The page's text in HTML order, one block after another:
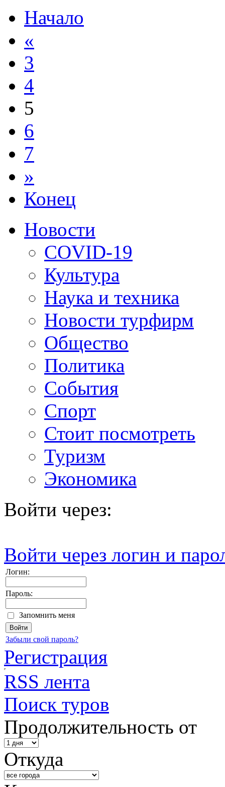
Начало
«
3
4
5
6
7
»
Конец
Новости
COVID-19
Культура
Наука и техника
Новости турфирм
Общество
Политика
События
Спорт
Стоит посмотреть
Туризм
Экономика
Войти через:
Войти через логин и
Логин:
Пароль:
Запомнить меня
Забыли свой пароль?
Регистрация
RSS лента
Поиск туров
Продолжительность от
Откуда